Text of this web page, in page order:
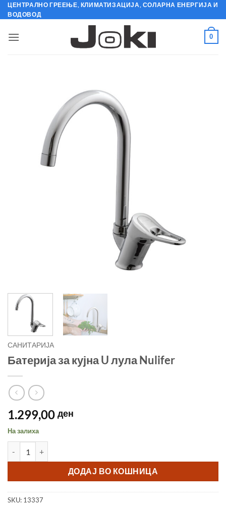
Skip
to
ЦЕНТРАЛНО ГРЕЕЊЕ, КЛИМАТИЗАЦИЈА, СОЛАРНА ЕНЕРГИЈА И
ВОДОВОД
0
САНИТАРИЈА
Батерија за кујна U лула Nulifer
1.299,00 ден
На залиха
ДОДАЈ ВО КОШНИЦА
SKU: 13337